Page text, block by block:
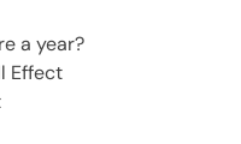
a year?
Effect